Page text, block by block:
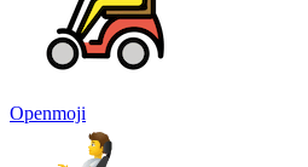
Openmoji